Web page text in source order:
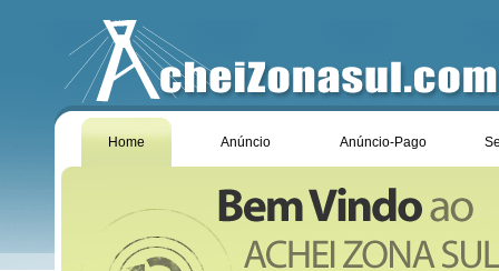
Home Anúncio Anúncio-Pago